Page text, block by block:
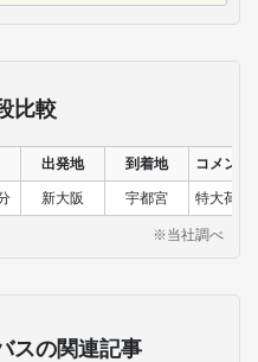
比較
出発地 到着地 コメント
新大阪 宇都宮 特大荷物
※当社調べ
スの関連記事